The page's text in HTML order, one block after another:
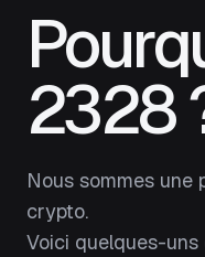
2328
Nous sommes une
crypto.
Voici quelques-